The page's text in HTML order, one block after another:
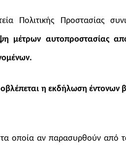
Πολιτικής Προστασίας
μέτρων αυτοπροστασίας
.
η εκδήλωση έντονων
οποία αν παρασυρθούν από